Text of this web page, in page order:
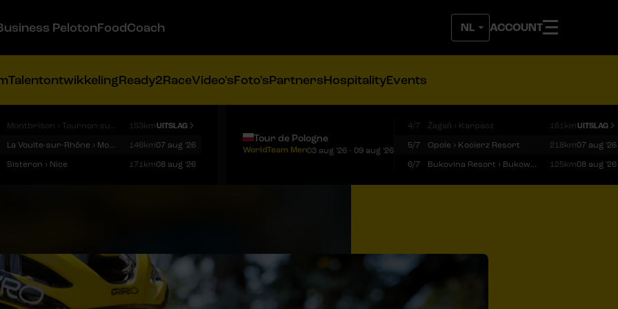
ACCOUNT
PelotonFoodCoach
TalentontwikkelingReady2RaceVideo'sFoto'sPartnersHospitalityEvents
Montbrison › Tournon-sur-Rhône 153kmUITSLAG
La Voulte-sur-Rhône › Mont Ventoux 146km07 aug '26
Sisteron › Nice 171km08 aug '26
Tour de Pologne
WorldTeam Men03 aug '26 - 09 aug '26
4/7 Żagań › Karpacz 161kmUITSLAG
5/7
Opole › Kocierz Resort 218km07 aug '26
6/7
Bukovina Resort › Bukowina Tatrzańska 125km08 aug '26